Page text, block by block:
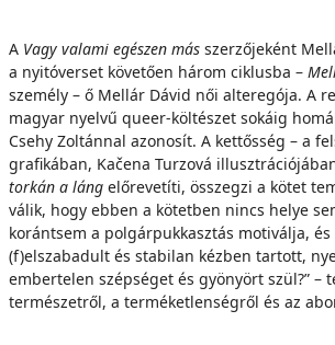
A Vagy valami egészen más szerzőjeként
a nyitóverset követően három ciklusba –
személy – ő Mellár Dávid női alteregója. A
magyar nyelvű queer-költészet sokáig
Csehy Zoltánnal azonosít. A kettősség – a
grafikában, Kačena Turzová
torkán a láng előrevetíti, összegzi a kötet
válik, hogy ebben a kötetben nincs helye
korántsem a polgárpukkasztás motiválja,
(f)elszabadult és stabilan kézben tartott,
embertelen szépséget és gyönyört szül?” –
természetről, a terméketlenségről és az